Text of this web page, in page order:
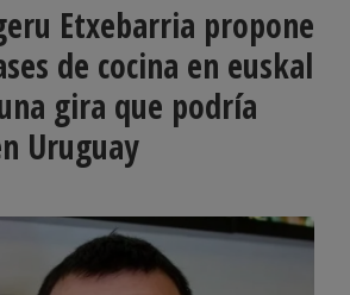
Etxebarria propone
de cocina en euskal
gira que podría
Uruguay